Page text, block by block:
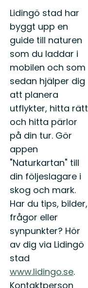
Lidingö stad har
byggt upp en
guide till naturen
som du laddar i
mobilen och som
sedan hjälper dig
att planera
utflykter, hitta rätt
och hitta pärlor
på din tur. Gör
appen
"Naturkartan" till
din följeslagare i
skog och mark.
Har du tips, bilder,
frågor eller
synpunkter? Hör
av dig via Lidingö
stad
www.lidingo.se.
Kontaktperson